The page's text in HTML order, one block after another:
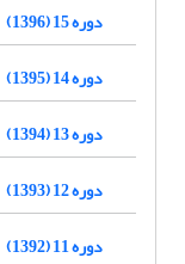
دوره 15 (1396)
دوره 14 (1395)
دوره 13 (1394)
دوره 12 (1393)
دوره 11 (1392)